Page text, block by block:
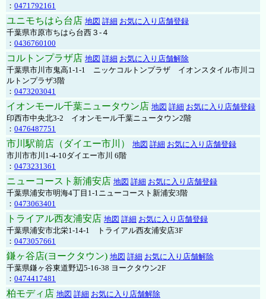
： 0471792161
ユニモちはら台店 地図 詳細 お気に入り店舗登録
千葉県市原市ちはら台西３-４
： 0436760100
コルトンプラザ店 地図 詳細 お気に入り店舗解除
千葉県市川市鬼高1-1-1 ニッケコルトンプラザ イオンスタイル市川コ
ルトンプラザ3階
： 0473203041
イオンモール千葉ニュータウン店 地図 詳細 お気に入り店舗登録
印西市中央北3-2 イオンモール千葉ニュータウン2階
： 0476487751
市川駅前店（ダイエー市川） 地図 詳細 お気に入り店舗登録
市川市市川1-4-10ダイエー市川 6階
： 0473231361
ニューコースト新浦安店 地図 詳細 お気に入り店舗登録
千葉県浦安市明海4丁目1-1ニューコースト新浦安3階
： 0473063401
トライアル西友浦安店 地図 詳細 お気に入り店舗登録
千葉県浦安市北栄1-14-1 トライアル西友浦安店3F
： 0473057661
鎌ヶ谷店(ヨークタウン) 地図 詳細 お気に入り店舗解除
千葉県鎌ヶ谷東道野辺5-16-38 ヨークタウン2F
： 0474417481
柏モディ店 地図 詳細 お気に入り店舗解除